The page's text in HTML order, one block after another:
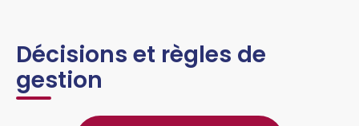
Décisions et règles de
gestion